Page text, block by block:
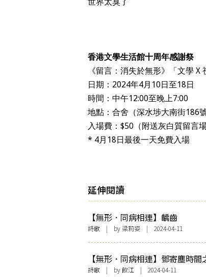
世界太臭了
香港文學生活館十周年感謝祭
《留言：消失於無形》「文學 X
日期：2024年4月10日至18日
時間：中午12:00至晚上7:00
地點：合舍（深水埗大南街186號
入場費：$50（附送灰白質留言
* 4月18日最後一天免費入場
延伸閱讀
【無形．同病相連】齲齒
詩歌 | by 梁莉姿 | 2024-04-11
【無形．同病相連】鄧寄塵時間
和特特特根斯坦（問疾）
詩歌 | by飲江 | 2024-04-11